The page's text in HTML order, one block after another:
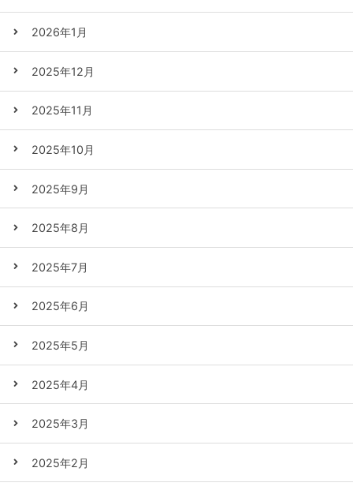
2026年1月
2025年12月
2025年11月
2025年10月
2025年9月
2025年8月
2025年7月
2025年6月
2025年5月
2025年4月
2025年3月
2025年2月